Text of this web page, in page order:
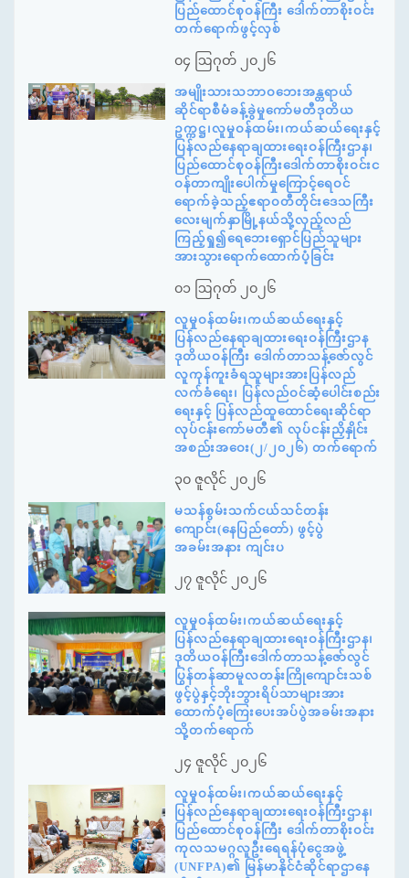
ပြည်ထောင်စုဝန်ကြီး ဒေါက်တာစိုးဝင်း
တက်ရောက်ဖွင့်လှစ်
၀၄ ဩဂုတ် ၂၀၂၆
အမျိုးသားသဘာဝဘေးအန္တရာယ်
ဆိုင်ရာစီမံခန့်ခွဲမှုကော်မတီဒုတိယ
ဥက္ကဋ္ဌ၊လူမှုဝန်ထမ်း၊ကယ်ဆယ်ရေးနှင့်
ပြန်လည်နေရာချထားရေးဝန်ကြီးဌာန၊
ပြည်ထောင်စုဝန်ကြီးဒေါက်တာစိုးဝင်းင
ဝန်တာကျိုးပေါက်မှုကြောင့်ရေဝင်
ရောက်ခဲ့သည့်ဧရာဝတီတိုင်းဒေသကြီး
လေးမျက်နှာမြို့နယ်သို့လှည့်လည်
ကြည့်ရှု၍ရေဘေးရှောင်ပြည်သူများ
အားသွားရောက်ထောက်ပံ့ခြင်း
၀၁ ဩဂုတ် ၂၀၂၆
လူမှုဝန်ထမ်း၊ကယ်ဆယ်ရေးနှင့်
ပြန်လည်နေရာချထားရေးဝန်ကြီးဌာန
ဒုတိယဝန်ကြီး ဒေါက်တာသန့်ဇော်လွင်
လူကုန်ကူးခံရသူများအားပြန်လည်
လက်ခံရေး၊ ပြန်လည်ဝင်ဆံ့ပေါင်းစည်း
ရေးနှင့် ပြန်လည်ထူထောင်ရေးဆိုင်ရာ
လုပ်ငန်းကော်မတီ၏ လုပ်ငန်းညှိနှိုင်း
အစည်းအဝေး(၂/၂၀၂၆) တက်ရောက်
၃၀ ဇူလိုင် ၂၀၂၆
မသန်စွမ်းသက်ငယ်သင်တန်း
ကျောင်း(နေပြည်တော်) ဖွင့်ပွဲ
အခမ်းအနား ကျင်းပ
၂၇ ဇူလိုင် ၂၀၂၆
လူမှုဝန်ထမ်း၊ကယ်ဆယ်ရေးနှင့်
ပြန်လည်နေရာချထားရေးဝန်ကြီးဌာန၊
ဒုတိယဝန်ကြီးဒေါက်တာသန့်ဇော်လွင်
ပြွန်တန်ဆာမူလတန်းကြိုကျောင်းသစ်
ဖွင့်ပွဲနှင့်ဘိုးဘွားရိပ်သာများအား
ထောက်ပံ့ကြေးပေးအပ်ပွဲအခမ်းအနား
သို့တက်ရောက်
၂၄ ဇူလိုင် ၂၀၂၆
လူမှုဝန်ထမ်း၊ကယ်ဆယ်ရေးနှင့်
ပြန်လည်နေရာချထားရေးဝန်ကြီးဌာန၊
ပြည်ထောင်စုဝန်ကြီး ဒေါက်တာစိုးဝင်း
ကုလသမဂ္ဂလူဦးရေရန်ပုံငွေအဖွဲ့
(UNFPA)၏ မြန်မာနိုင်ငံဆိုင်ရာဌာနေ